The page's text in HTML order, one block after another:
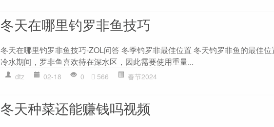
冬天在哪里钓罗非鱼技巧
冬天在哪里钓罗非鱼技巧-ZOL问答 冬季钓罗非最佳位置 冬天钓罗非鱼的最佳
冷水期间，罗非鱼喜欢待在深水区，因此需要使用重量...
dtz 02-18 0 566 春节2024
冬天种菜还能赚钱吗视频